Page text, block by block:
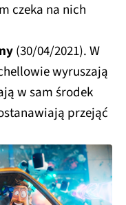
czeka na nich
(30/04/2021). W
wyruszają
w sam środek
przejąć